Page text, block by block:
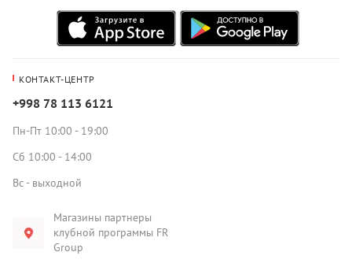
КОНТАКТ-ЦЕНТР
+998 78 113 6121
Пн-Пт 10:00 - 19:00
Сб 10:00 - 14:00
Вс - выходной
Магазины партнеры
клубной программы FR
Group